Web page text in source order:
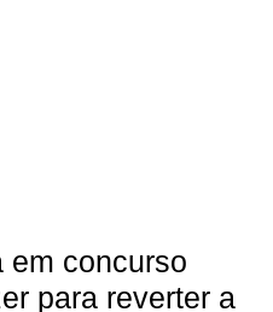
em concurso
para reverter a